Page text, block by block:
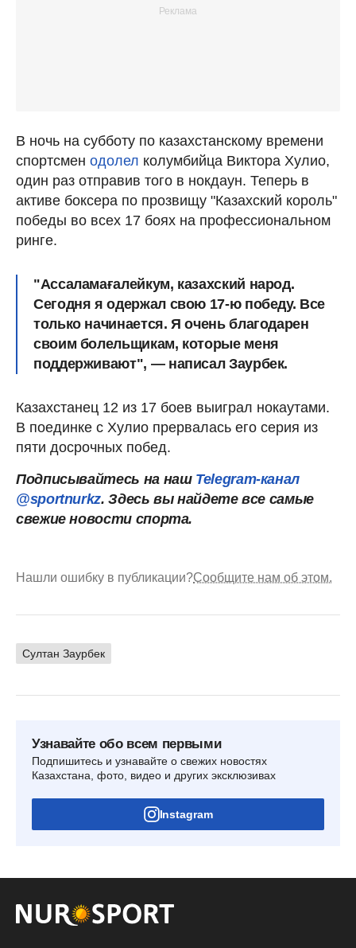
В ночь на субботу по казахстанскому времени
спортсмен одолел колумбийца Виктора Хулио,
один раз отправив того в нокдаун. Теперь в
активе боксера по прозвищу "Казахский король"
победы во всех 17 боях на профессиональном
ринге.
"Ассаламағалейкум, казахский народ.
Сегодня я одержал свою 17-ю победу. Все
только начинается. Я очень благодарен
своим болельщикам, которые меня
поддерживают", — написал Заурбек.
Казахстанец 12 из 17 боев выиграл нокаутами.
В поединке с Хулио прервалась его серия из
пяти досрочных побед.
Подписывайтесь на наш Telegram-канал
@sportnurkz. Здесь вы найдете все самые
свежие новости спорта.
Нашли ошибку в публикации?Сообщите нам об этом.
Султан Заурбек
Узнавайте обо всем первыми
Подпишитесь и узнавайте о свежих новостях
Казахстана, фото, видео и других эксклюзивах
Instagram